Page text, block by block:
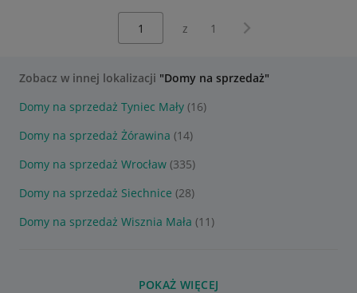
z 1 Następna strona
Zobacz w innej lokalizacji "Domy na sprzedaż"
Domy na sprzedaż Tyniec Mały (16)
Domy na sprzedaż Żórawina (14)
Domy na sprzedaż Wrocław (335)
Domy na sprzedaż Siechnice (28)
Domy na sprzedaż Wisznia Mała (11)
POKAŻ WIĘCEJ